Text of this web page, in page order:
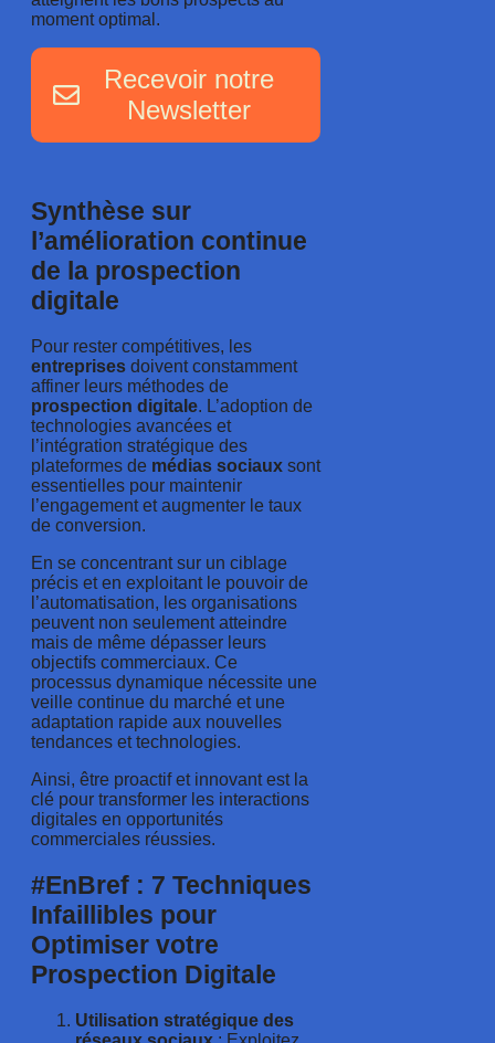
moment optimal.
Recevoir notre
Newsletter
Synthèse sur
l’amélioration continue
de la prospection
digitale
Pour rester compétitives, les
entreprises doivent constamment
affiner leurs méthodes de
prospection digitale. L’adoption de
technologies avancées et
l’intégration stratégique des
plateformes de médias sociaux sont
essentielles pour maintenir
l’engagement et augmenter le taux
de conversion.
En se concentrant sur un ciblage
précis et en exploitant le pouvoir de
l’automatisation, les organisations
peuvent non seulement atteindre
mais de même dépasser leurs
objectifs commerciaux. Ce
processus dynamique nécessite une
veille continue du marché et une
adaptation rapide aux nouvelles
tendances et technologies.
Ainsi, être proactif et innovant est la
clé pour transformer les interactions
digitales en opportunités
commerciales réussies.
#EnBref : 7 Techniques
Infaillibles pour
Optimiser votre
Prospection Digitale
Utilisation stratégique des